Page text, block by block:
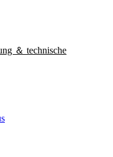
＆ technische